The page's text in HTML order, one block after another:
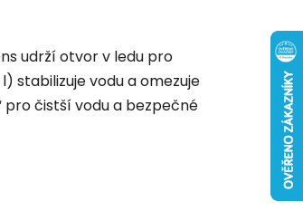
udrží otvor v ledu pro
stabilizuje vodu a omezuje
pro čistší vodu a bezpečné